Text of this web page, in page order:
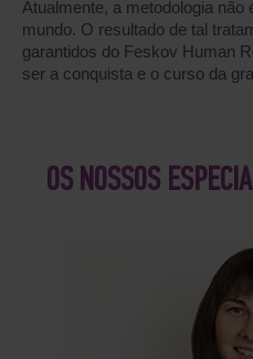
Atualmente, a metodologia não
mundo. O resultado de tal
garantidos do Feskov Human
ser a conquista e o curso da
OS NOSSOS